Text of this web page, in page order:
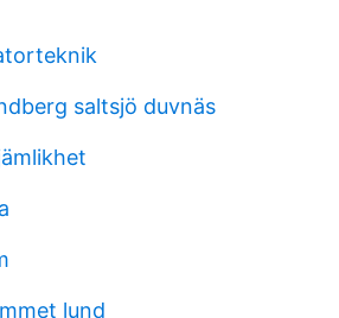
saltsjö duvnäs
lund